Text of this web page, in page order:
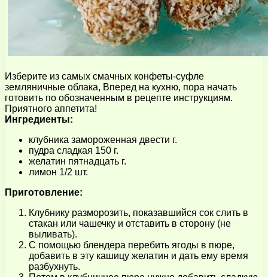
Изберите из самых смачных конфеты-суфле
земляничные облака, Вперед на кухню, пора начать
готовить по обозначенным в рецепте инструкциям.
Приятного аппетита!
Ингредиенты:
клубника замороженная двести г.
пудра сладкая 150 г.
желатин пятнадцать г.
лимон 1/2 шт.
Приготовление:
Клубнику разморозить, показавшийся сок слить в
стакан или чашечку и отставить в сторону (не
выливать).
С помощью блендера перебить ягоды в пюре,
добавить в эту кашицу желатин и дать ему время
разбухнуть.